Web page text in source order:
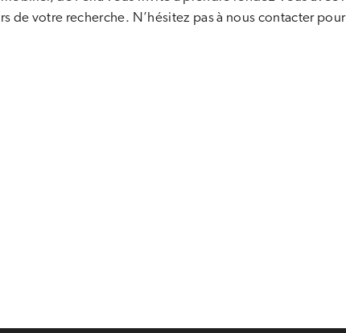
de votre recherche. N’hésitez pas à nous contacter